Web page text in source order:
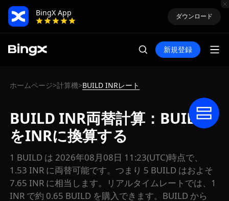
BingX App
ダウンロード
新規登録
ホームページ>計算機>BUILD INRレート
BUILD INR両替計算：BUILD
をINRに換算する
1 BUILD は 2026年08月08日 11:23(UTC)時点で、
1.53 INR に両替可能です。つまり 5 BUILD はおよそ
7.65 INR に相当します。リアルタイムレートでは、1
INR で約 0.65 BUILD を購入できます。BUILD から